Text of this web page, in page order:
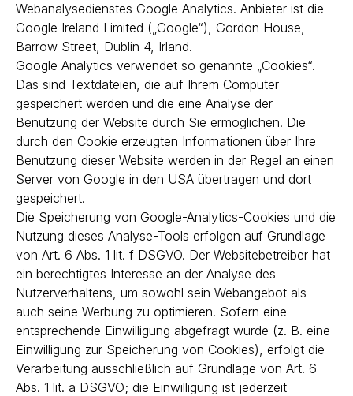
Webanalysedienstes Google Analytics. Anbieter ist die
Google Ireland Limited („Google“), Gordon House,
Barrow Street, Dublin 4, Irland.
Google Analytics verwendet so genannte „Cookies“.
Das sind Textdateien, die auf Ihrem Computer
gespeichert werden und die eine Analyse der
Benutzung der Website durch Sie ermöglichen. Die
durch den Cookie erzeugten Informationen über Ihre
Benutzung dieser Website werden in der Regel an einen
Server von Google in den USA übertragen und dort
gespeichert.
Die Speicherung von Google-Analytics-Cookies und die
Nutzung dieses Analyse-Tools erfolgen auf Grundlage
von Art. 6 Abs. 1 lit. f DSGVO. Der Websitebetreiber hat
ein berechtigtes Interesse an der Analyse des
Nutzerverhaltens, um sowohl sein Webangebot als
auch seine Werbung zu optimieren. Sofern eine
entsprechende Einwilligung abgefragt wurde (z. B. eine
Einwilligung zur Speicherung von Cookies), erfolgt die
Verarbeitung ausschließlich auf Grundlage von Art. 6
Abs. 1 lit. a DSGVO; die Einwilligung ist jederzeit